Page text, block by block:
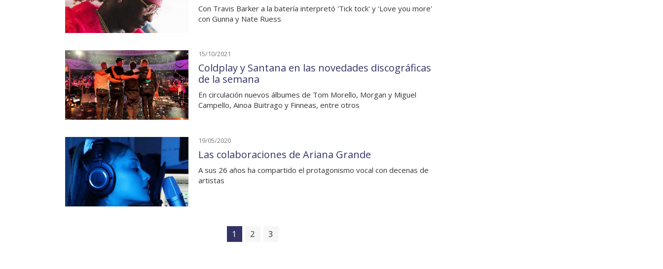
Con Travis Barker a la batería interpretó 'Tick tock' y 'Love you more'
con Gunna y Nate Ruess
15/10/2021
Coldplay y Santana en las novedades discográficas
de la semana
En circulación nuevos álbumes de Tom Morello, Morgan y Miguel
Campello, Ainoa Buitrago y Finneas, entre otros
19/05/2020
Las colaboraciones de Ariana Grande
A sus 26 años ha compartido el protagonismo vocal con decenas de
artistas
1 2 3